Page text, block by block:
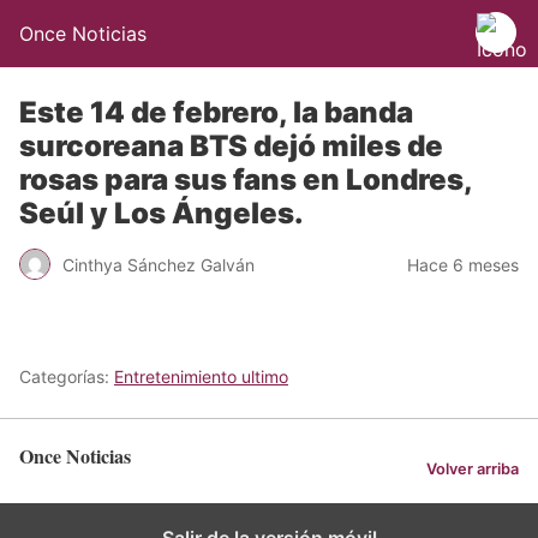
Once Noticias
Este 14 de febrero, la banda
surcoreana BTS dejó miles de
rosas para sus fans en Londres,
Seúl y Los Ángeles.
Cinthya Sánchez Galván Hace 6 meses
Categorías: Entretenimiento ultimo
Once Noticias Volver arriba